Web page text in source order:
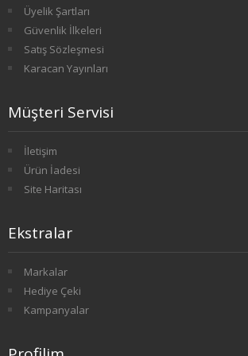
2. SINIF 3. YARIYIL HAVACILIK
2. SINIF 4. YARIYIL HAVACILIK
4. SINIF 7. YARIYIL HAVACILIK
HALKLA İLİŞKİLER VE REKLAMCILIK
1. SINIF 1. YARIYIL HALKLA İLİŞKİLER
1. SINIF 2. YARIYIL HALKLA İLİŞKİLER
2. SINIF 3. YARIYIL HALKLA İLİŞKİLER
Üyelik Şartları
Güvenlik İlkeleri
Satış Sözleşmesi
Karacan Yayınları
Müşteri Servisi
İletişim
Ürün İadesi
Site Haritası
Ekstralar
Markalar
Hediye Çeki
Kampanyalar